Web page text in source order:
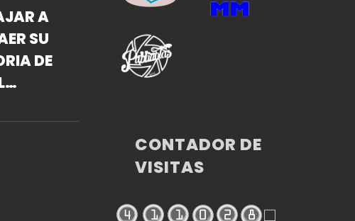
A
SU
DE
CONTADOR DE
VISITAS